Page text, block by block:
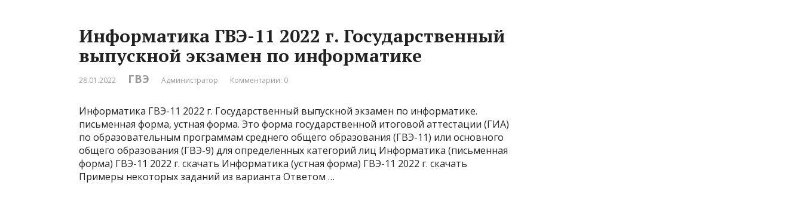
Информатика ГВЭ-11 2022 г. Государственный
выпускной экзамен по информатике
28.01.2022 ГВЭ Администратор Комментарии: 0
Информатика ГВЭ-11 2022 г. Государственный выпускной экзамен по информатике.
письменная форма, устная форма. Это форма государственной итоговой аттестации (ГИА)
по образовательным программам среднего общего образования (ГВЭ-11) или основного
общего образования (ГВЭ-9) для определенных категорий лиц Информатика (письменная
форма) ГВЭ-11 2022 г. скачать Информатика (устная форма) ГВЭ-11 2022 г. скачать
Примеры некоторых заданий из варианта Ответом …